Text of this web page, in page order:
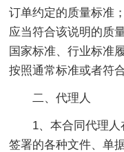
订单约定的质量标准
应当符合该说明的质
国家标准、行业标准
按照通常标准或者符
二、代理人
1、本合同代理人
签署的各种文件、单